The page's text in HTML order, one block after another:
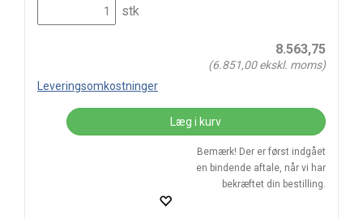
stk
8.563,75
(6.851,00ekskl. moms)
Leveringsomkostninger
Læg i kurv
Bemærk! Der er først indgået
en bindende aftale, når vi har
bekræftet din bestilling.